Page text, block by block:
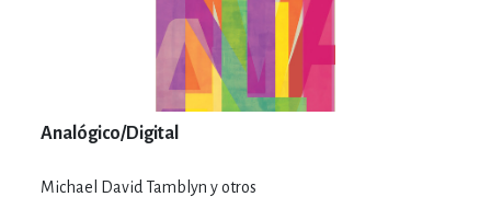
Analógico/Digital
Michael David Tamblyn y otros